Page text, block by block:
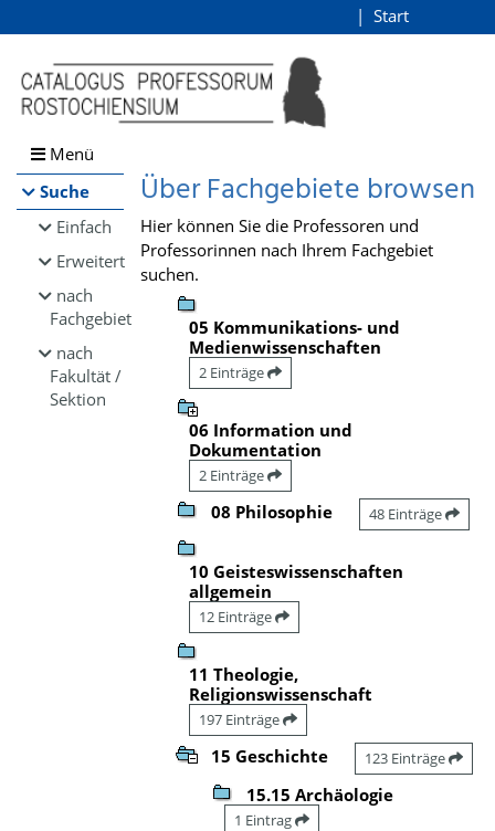
Browsen
direkt zum Inhalt
Start
Menü
Suche
Einfach
Erweitert
nach
Fachgebiet
nach
Fakultät /
Sektion
Über Fachgebiete browsen
Hier können Sie die Professoren und
Professorinnen nach Ihrem Fachgebiet
suchen.
05 Kommunikations- und
Medienwissenschaften
2 Einträge
06 Information und
Dokumentation
2 Einträge
08 Philosophie 48 Einträge
10 Geisteswissenschaften
allgemein
12 Einträge
11 Theologie,
Religionswissenschaft
197 Einträge
15 Geschichte 123 Einträge
15.15 Archäologie
1 Eintrag